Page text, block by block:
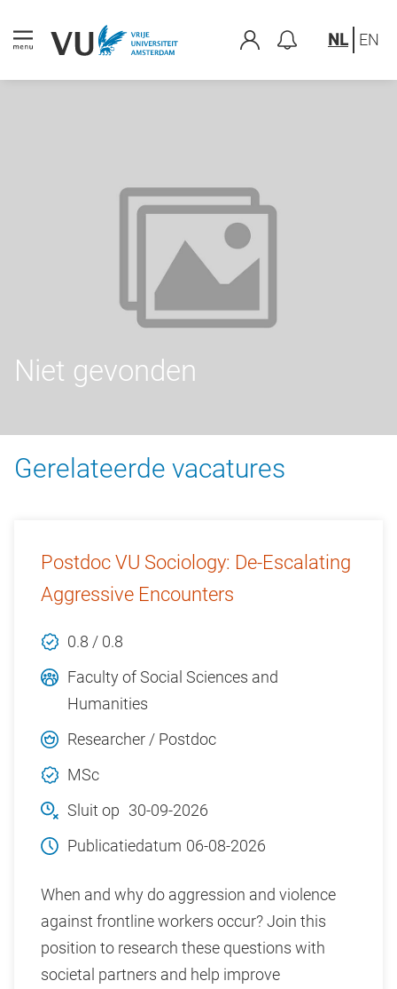
NL EN
Niet gevonden
Gerelateerde vacatures
Postdoc VU Sociology: De-Escalating
Aggressive Encounters
0.8 / 0.8
Faculty of Social Sciences and
Humanities
Researcher / Postdoc
MSc
Sluit op 30-09-2026
Publicatiedatum 06-08-2026
When and why do aggression and violence
against frontline workers occur? Join this
position to research these questions with
societal partners and help improve